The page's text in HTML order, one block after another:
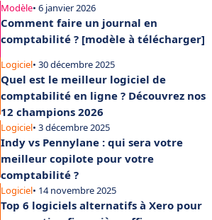
Modèle• 6 janvier 2026
Comment faire un journal en
comptabilité ? [modèle à télécharger]
Logiciel• 30 décembre 2025
Quel est le meilleur logiciel de
comptabilité en ligne ? Découvrez nos
12 champions 2026
Logiciel• 3 décembre 2025
Indy vs Pennylane : qui sera votre
meilleur copilote pour votre
comptabilité ?
Logiciel• 14 novembre 2025
Top 6 logiciels alternatifs à Xero pour